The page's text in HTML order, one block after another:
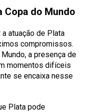
Copa do Mundo
atuação de Plata
compromissos.
a presença de
momentos difíceis
se encaixa nesse
Plata pode